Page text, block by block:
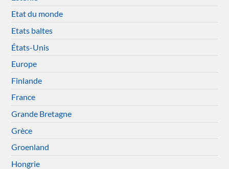
Etat du monde
Etats baltes
États-Unis
Europe
Finlande
France
Grande Bretagne
Grèce
Groenland
Hongrie